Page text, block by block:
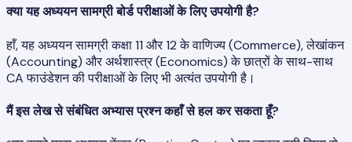
क्या यह अध्ययन सामग्री बोर्ड परीक्षाओं के लिए उपयोगी है?
हाँ, यह अध्ययन सामग्री कक्षा 11 और 12 के वाणिज्य (Commerce), लेखांकन
(Accounting) और अर्थशास्त्र (Economics) के छात्रों के साथ-साथ
CA फाउंडेशन की परीक्षाओं के लिए भी अत्यंत उपयोगी है।
मैं इस लेख से संबंधित अभ्यास प्रश्न कहाँ से हल कर सकता हूँ?